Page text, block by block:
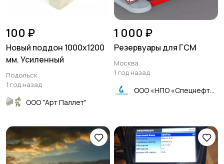
100 ₽
Новый поддон 1000х1200
мм. Усиленный
Подольск
1 год назад
ООО "Арт Паллет"
1 000 ₽
Резервуары для ГСМ
Москва
1 год назад